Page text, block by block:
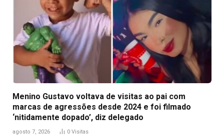
Menino Gustavo voltava de visitas ao pai com
marcas de agressões desde 2024 e foi filmado
‘nitidamente dopado’, diz delegado
agosto 7, 2026 0 Visitas